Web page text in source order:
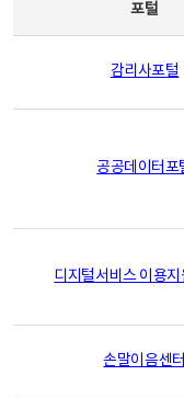
포털
감리사포털
공공데이터포
디지털서비스 이용지
손말이음센터